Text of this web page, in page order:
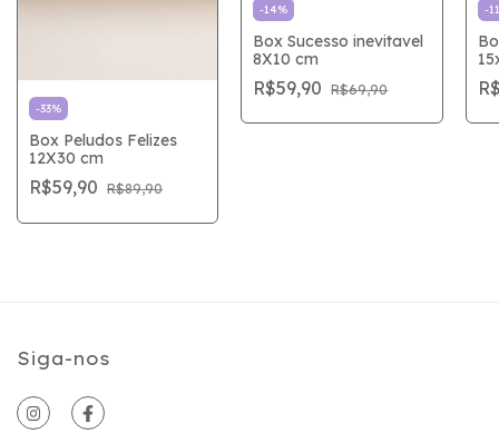
-33%
Box Peludos Felizes
12X30 cm
R$59,90 R$89,90
-14%
Box Sucesso inevitavel
8X10 cm
R$59,90 R$69,90
-11
Siga-nos